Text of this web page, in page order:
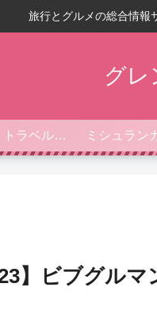
旅行とグルメの総合情報
グレ
フォーブス・トラベルガイド ミシュラン
】ビブグルマ